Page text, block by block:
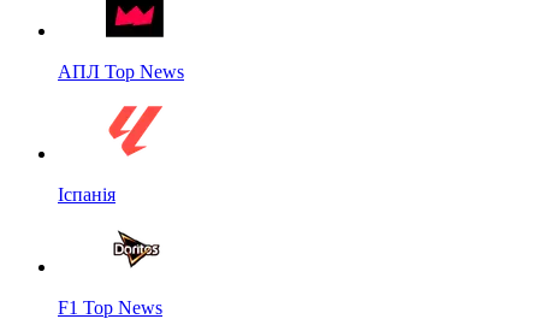
АПЛ Top News
Іспанія
F1 Top News